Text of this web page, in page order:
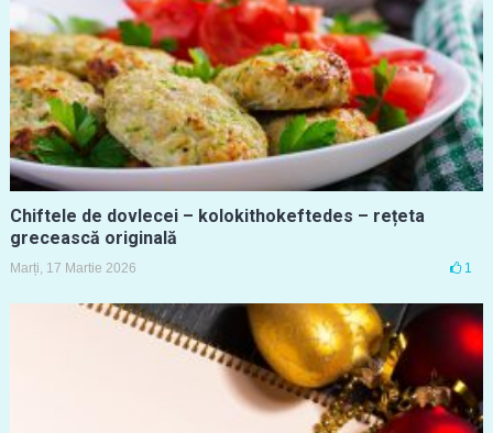
Chiftele de dovlecei – kolokithokeftedes – rețeta
grecească originală
Marți, 17 Martie 2026 1